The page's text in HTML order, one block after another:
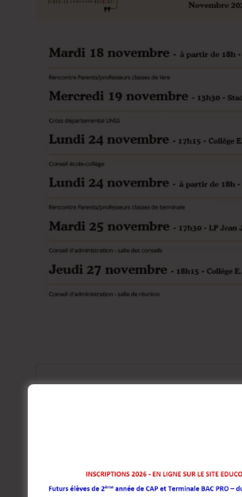
Tournoi de Mathématiques du Limousin